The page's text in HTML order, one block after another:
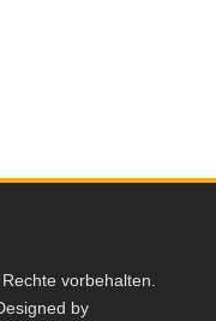
vorbehalten.
by